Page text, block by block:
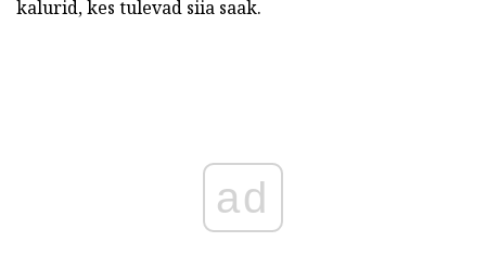
kalurid, kes tulevad siia saak.
ad